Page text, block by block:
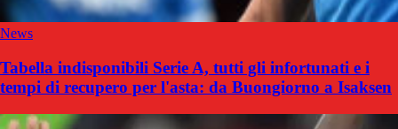
News
Tabella indisponibili Serie A, tutti gli infortunati e i
tempi di recupero per l'asta: da Buongiorno a Isaksen